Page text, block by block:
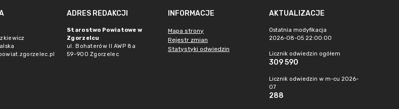
ADRES REDAKCJI
Starostwo Powiatowe w
Zgorzelcu
ul. Bohaterów II AWP 8a
59-900 Zgorzelec
INFORMACJE
Mapa strony
Rejestr zmian
Statystyki odwiedzin
AKTUALIZACJE
Ostatnia modyfikacja
2026-08-05 22:00:00
Licznik odwiedzin ogółem
309 590
Licznik odwiedzin w m-cu 2026-
07
288